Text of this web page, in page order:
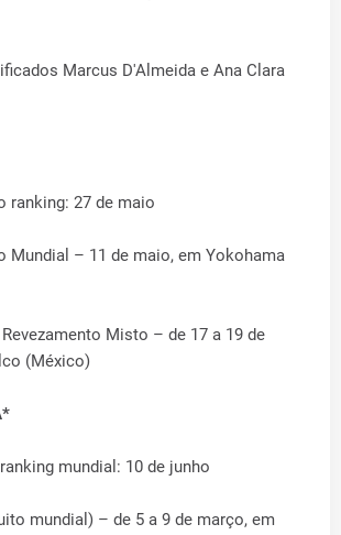
Marcus D'Almeida e Ana Clara
ranking: 27 de maio
Mundial – 11 de maio, em Yokohama
Misto – de 17 a 19 de
(México)
mundial: 10 de junho
mundial) – de 5 a 9 de março, em